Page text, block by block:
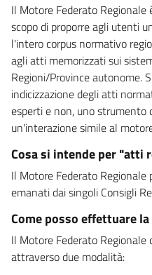
Il Motore Federato
scopo di proporre agli utenti
l'intero corpus normativo
agli atti memorizzati sui
Regioni/Province autonome.
indicizzazione degli atti
esperti e non, uno strumento
un'interazione simile al
Cosa si intende per "atti
Il Motore Federato
emanati dai singoli Consigli
Come posso effettuare
Il Motore Federato
attraverso due modalità: